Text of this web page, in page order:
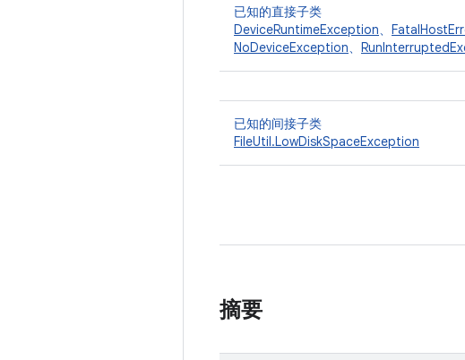
已知的直接子类
DeviceRuntimeException、
NoDeviceException、
已知的间接子类
FileUtil.LowDiskSpaceException
摘要